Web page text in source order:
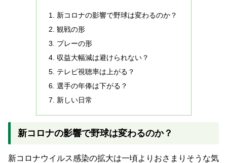
新コロナの影響で野球は変わるのか？
観戦の形
プレーの形
収益大幅減は避けられない？
テレビ視聴率は上がる？
選手の年俸は下がる？
新しい日常
新コロナの影響で野球は変わるのか？
新コロナウイルス感染の拡大は一頃よりおさまりそうな気